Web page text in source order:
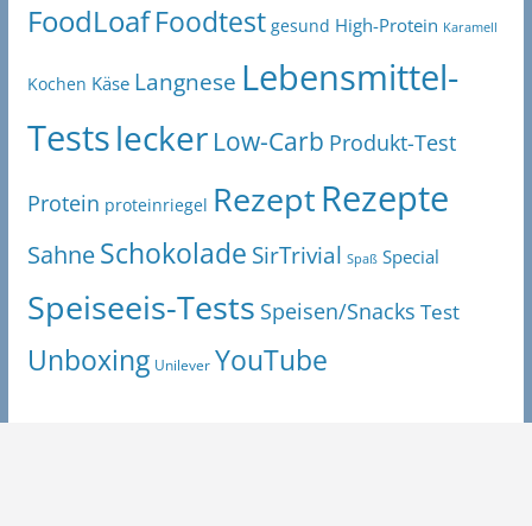
FoodLoaf Foodtest gesund High-Protein Karamell
Kochen Käse Langnese Lebensmittel-
Testslecker Low-Carb Produkt-Test
Protein proteinriegel RezeptRezepte
SahneSchokolade SirTrivial Spaß Special
Speiseeis-Tests Speisen/Snacks Test
Unboxing Unilever YouTube